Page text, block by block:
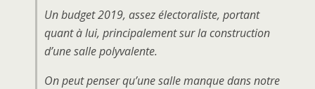
Un budget 2019, assez électoraliste, portant
quant à lui, principalement sur la construction
d’une salle polyvalente.
On peut penser qu’une salle manque dans notre